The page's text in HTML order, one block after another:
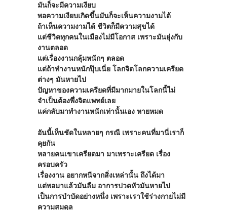
มันก็จะมีความเงียบ
พอความเงียบเกิดขึ้นมันก็จะเห็นความงามได้
ถ้าเห็นความงามได้ ชีวิตก็มีความสุขได้
แต่ชีวิตทุกคนในเมืองไม่มีโอกาส เพราะมันยุ่งกับ
งานตลอด
แต่เรื่องงานกลุ้มหนักๆ ตลอด
แต่ถ้าทำงานหนักปุ๊บเนี่ย โลกจิตโลกความเครียด
ต่างๆ มันหายไป
ปัญหาของความเครียดที่มีมากมายในโลกนี้ไม่
จำเป็นต้องพึ่งจิตแพทย์เลย
แค่กลับมาทำงานหนักเท่านั้นเอง หายหมด
อันนี้เห็นชัดในหลายๆ กรณี เพราะคนที่มานี่เราก็
คุยกัน
หลายคนเขาเครียดมา มาเพราะเครียด เรื่อง
ครอบครัว
เรื่องงาน อยากหนีจากสิ่งเหล่านั้น ถึงได้มา
แต่พอมาแล้วมันลืม อาการปวดหัวมันหายไป
เป็นการบำบัดอย่างหนึ่ง เพราะเราใช้ร่างกายไม่มี
ความสมดุล